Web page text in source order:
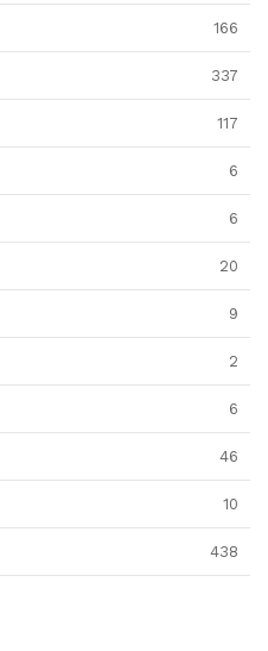
166
337
117
6
6
20
9
2
6
46
10
438